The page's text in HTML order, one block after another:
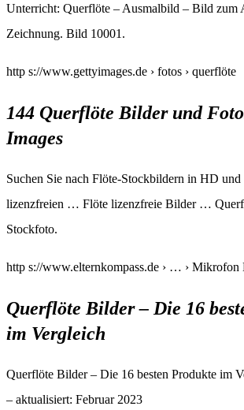
Unterricht: Querflöte – Ausmalbild – Bild zum
Zeichnung. Bild 10001.
http s://www.gettyimages.de › fotos › querflöte
144 Querflöte Bilder und
Images
Suchen Sie nach Flöte-Stockbildern in HD
lizenzfreien … Flöte lizenzfreie Bilder …
Stockfoto.
http s://www.elternkompass.de › … › Mikrofon
Querflöte Bilder – Die 16
im Vergleich
Querflöte Bilder – Die 16 besten Produkte im
– aktualisiert: Februar 2023